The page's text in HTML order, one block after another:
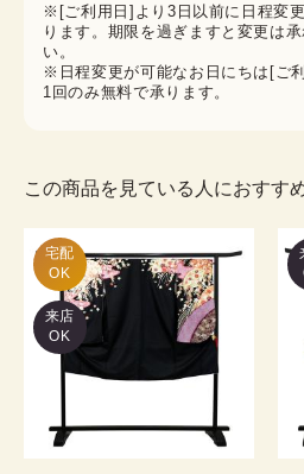
※[ご利用日]より3日以前に日程変
ります。期限を過ぎますと変更は
い。
※日程変更が可能なお日にちは[ご
1回のみ無料で承ります。
この商品を見ている人におすす
宅配
OK
来店
OK